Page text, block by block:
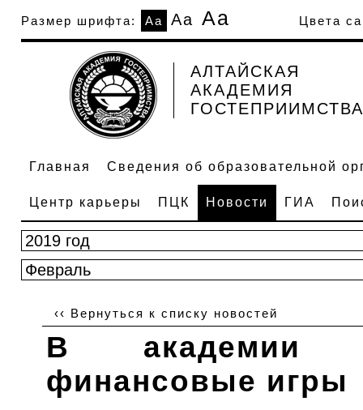
Размер шрифта: Аа Аа Аа Цвета
АЛТАЙСКАЯ
АКАДЕМИЯ
ГОСТЕПРИИМСТВА
Главная Сведения об образовательной
Центр карьеры ПЦК Новости ГИА
‹‹ Вернуться к списку новостей
В академии
финансовые игры